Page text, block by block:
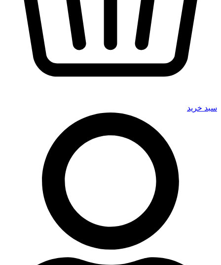
سبد خرید